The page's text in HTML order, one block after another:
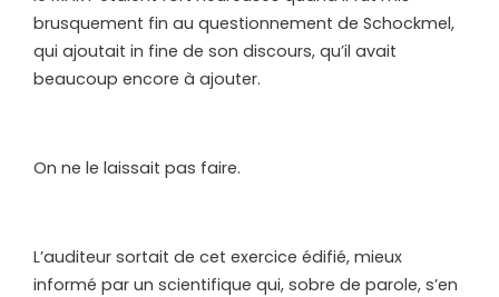
brusquement fin au questionnement de Schockmel,
qui ajoutait in fine de son discours, qu’il avait
beaucoup encore à ajouter.
On ne le laissait pas faire.
L’auditeur sortait de cet exercice édifié, mieux
informé par un scientifique qui, sobre de parole, s’en